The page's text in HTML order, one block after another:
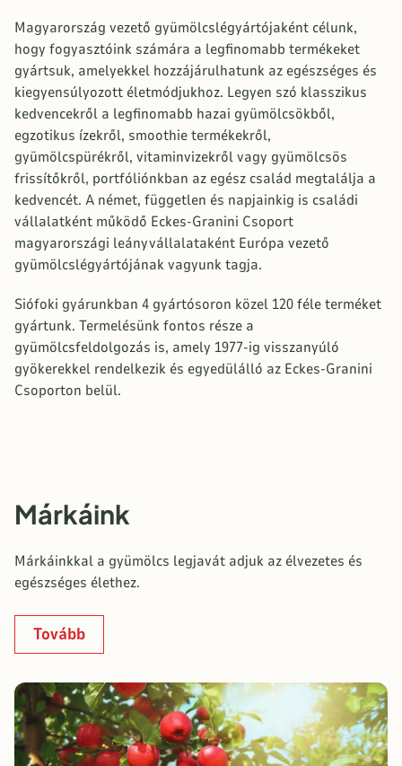
Magyarország vezető gyümölcslégyártójaként célunk,
hogy fogyasztóink számára a legfinomabb termékeket
gyártsuk, amelyekkel hozzájárulhatunk az egészséges és
kiegyensúlyozott életmódjukhoz. Legyen szó klasszikus
kedvencekről a legfinomabb hazai gyümölcsökből,
egzotikus ízekről, smoothie termékekről,
gyümölcspürékről, vitaminvizekről vagy gyümölcsös
frissítőkről, portfóliónkban az egész család megtalálja a
kedvencét. A német, független és napjainkig is családi
vállalatként működő Eckes-Granini Csoport
magyarországi leányvállalataként Európa vezető
gyümölcslégyártójának vagyunk tagja.
Siófoki gyárunkban 4 gyártósoron közel 120 féle terméket
gyártunk. Termelésünk fontos része a
gyümölcsfeldolgozás is, amely 1977-ig visszanyúló
gyökerekkel rendelkezik és egyedülálló az Eckes-Granini
Csoporton belül.
Márkáink
Márkáinkkal a gyümölcs legjavát adjuk az élvezetes és
egészséges élethez.
Tovább